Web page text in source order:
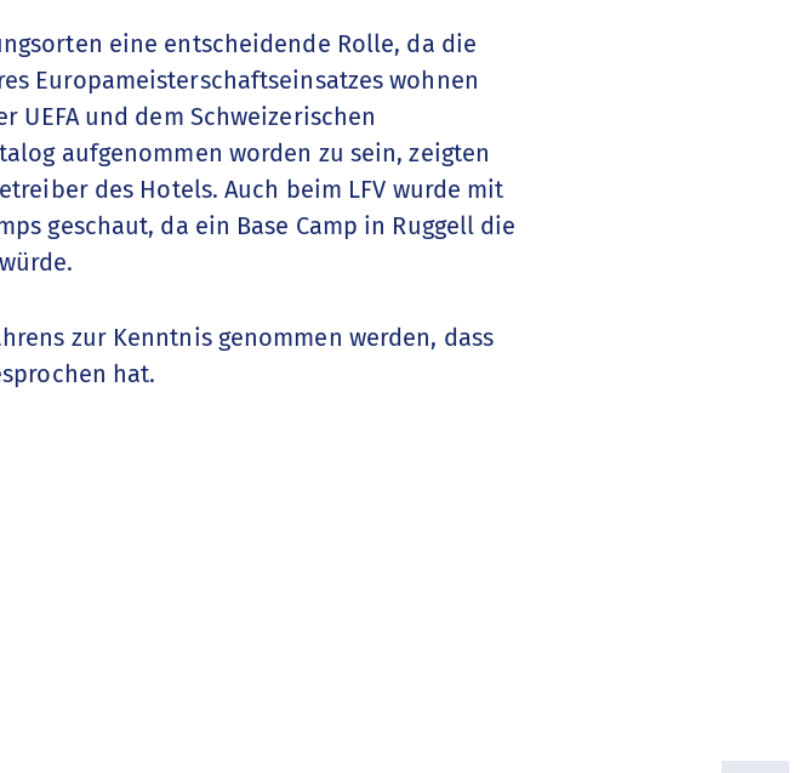
eine entscheidende Rolle, da die
Europameisterschaftseinsatzes wohnen
und dem Schweizerischen
aufgenommen worden zu sein, zeigten
des Hotels. Auch beim LFV wurde mit
geschaut, da ein Base Camp in Ruggell die
zur Kenntnis genommen werden, dass
hat.